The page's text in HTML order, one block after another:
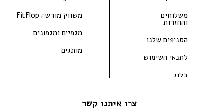
משלוחים
והחזרות
הסניפים שלנו
לתנאי השימוש
בלוג
משווק מורשה FitFlop
מגפיים ומגפונים
מותגים
צרו איתנו קשר